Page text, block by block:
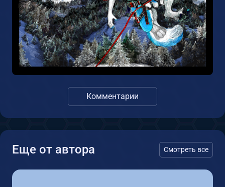
Комментарии
Еще от автора Смотреть все